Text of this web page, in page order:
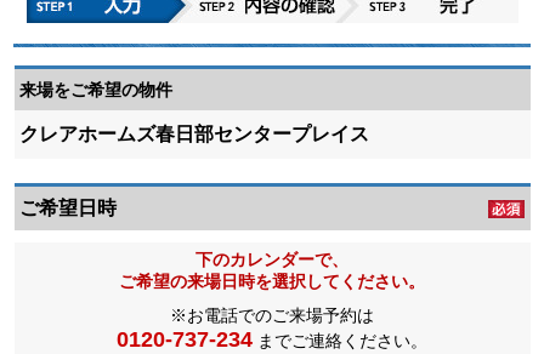
来場をご希望の物件
クレアホームズ春日部センタープレイス
ご希望日時
下のカレンダーで、
ご希望の来場日時を選択してください。
※お電話でのご来場予約は
0120-737-234 までご連絡ください。